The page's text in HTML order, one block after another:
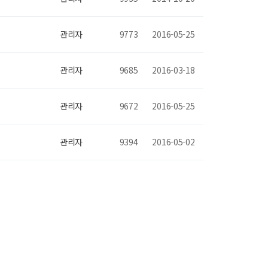
관리자 9773 2016-05-25
관리자 9685 2016-03-18
관리자 9672 2016-05-25
관리자 9394 2016-05-02